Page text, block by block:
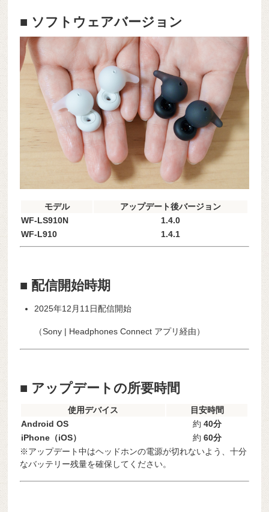
■ ソフトウェアバージョン
モデル
アップデート後バージョン
WF-LS910N
1.4.0
WF-L910
1.4.1
■ 配信開始時期
2025年12月11日配信開始
（Sony | Headphones Connect アプリ経由）
■ アップデートの所要時間
使用デバイス
目安時間
Android OS
約 40分
iPhone（iOS）
約 60分
※アップデート中はヘッドホンの電源が切れないよう、十分
なバッテリー残量を確保してください。